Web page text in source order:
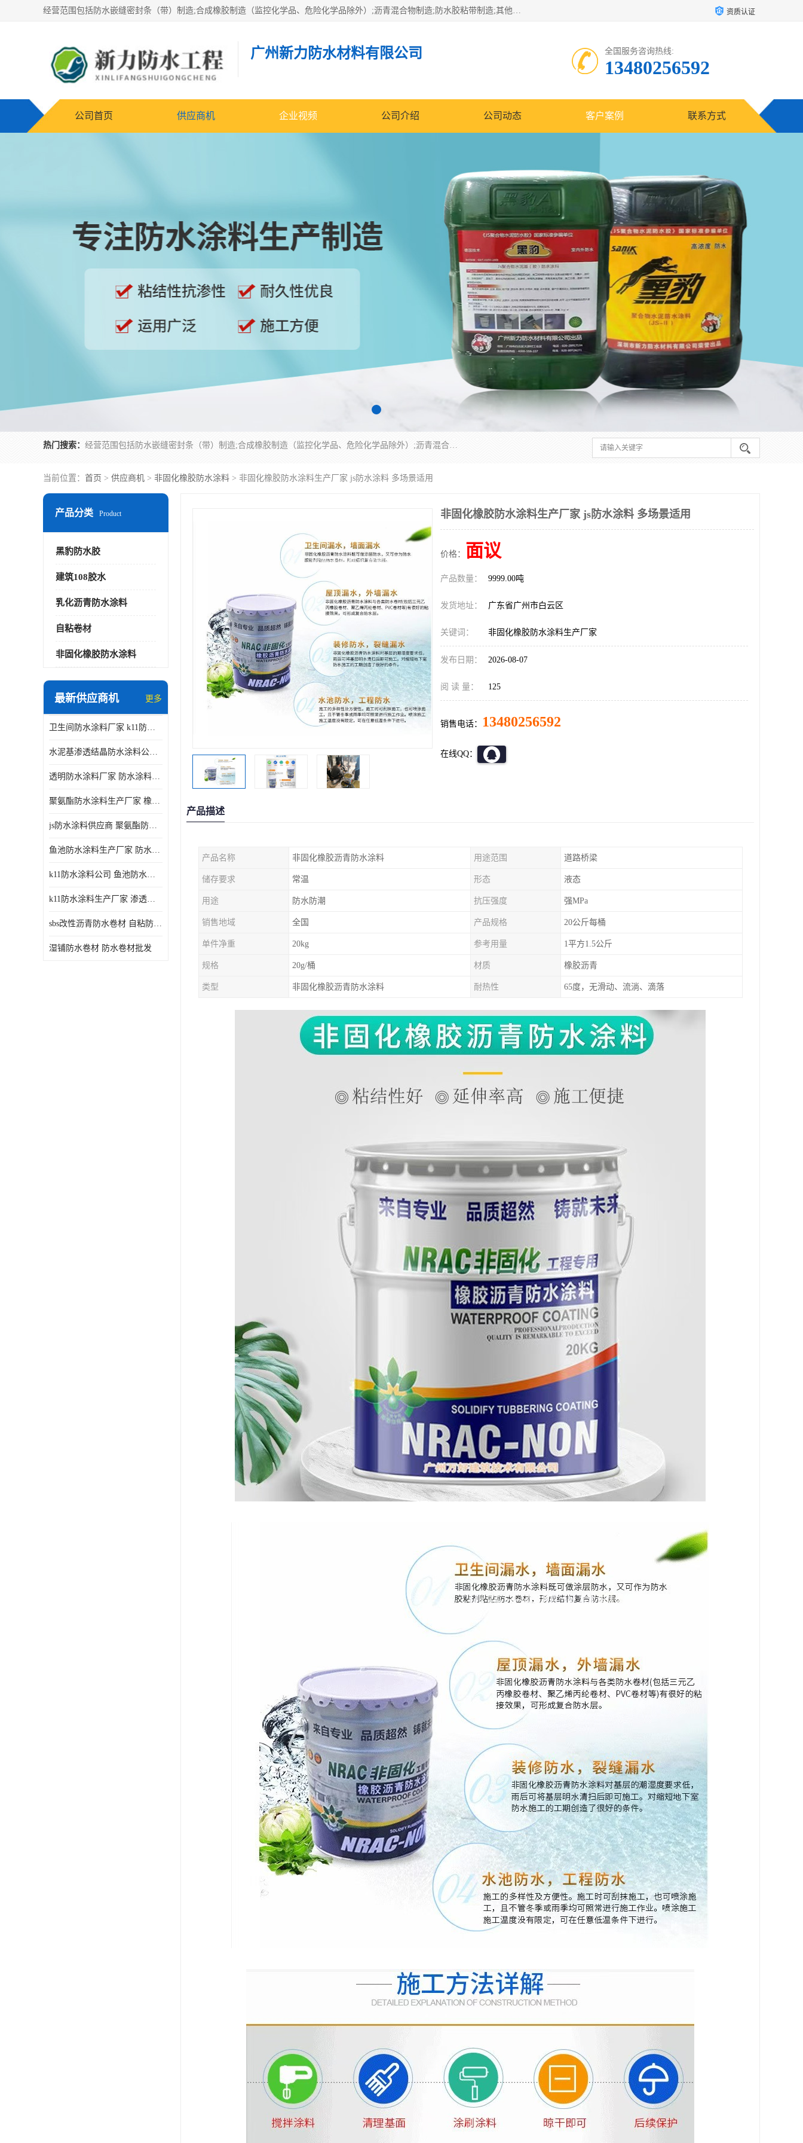
经营范围包括防水嵌缝密封条（带）制造;合成橡胶制造（监控化学品、危险化学品除外）;沥青混合物制造;防水胶粘带制造;其他合成材料制造（监控化学品、危险化学品除外）;涂料制造（监控化学品、危险化学品除外）;建筑结构防水补漏;防水建筑材料制造;粘合剂制造（监控化学品、危险化学品除外）;涂料零售;广州新力防水材料有限公司具有1处分支机构。 资质认证
广州新力防水材料有限公司 全国服务咨询热线:
13480256592
公司首页 供应商机 企业视频 公司介绍 公司动态 客户案例 联系方式
热门搜索： 经营范围包括防水嵌缝密封条（带）制造;合成橡胶制造（监控化学品、危险化学品除外）;沥青混合物制造;防水胶粘带制造;其他合成材料制造（监控化学品、危险化学品除外）;涂料制造（监控化学品、危险化学品除外）;建筑结构防水补漏;防水建筑材料制造;粘合剂制造（监控化学品、危险化学品除外）;涂料零售;广州新力防水材料有限公司具有1处分支机构。
当前位置： 首页 > 供应商机 > 非固化橡胶防水涂料 > 非固化橡胶防水涂料生产厂家 js防水涂料 多场景适用
产品分类 Product
黑豹防水胶
建筑108胶水
乳化沥青防水涂料
自粘卷材
非固化橡胶防水涂料
最新供应商机 更多
卫生间防水涂料厂家 k11防水涂料
水泥基渗透结晶防水涂料公司 室外防水涂料
透明防水涂料厂家 防水涂料屋顶
聚氨酯防水涂料生产厂家 橡胶沥青防水涂料
js防水涂料供应商 聚氨酯防水涂料
鱼池防水涂料生产厂家 防水涂料
k11防水涂料公司 鱼池防水涂料
k11防水涂料生产厂家 渗透结晶防水涂料
sbs改性沥青防水卷材 自粘防水卷材厂家
湿铺防水卷材 防水卷材批发
非固化橡胶防水涂料生产厂家 js防水涂料 多场景适用
价格： 面议
产品数量： 9999.00吨
发货地址： 广东省广州市白云区
关键词： 非固化橡胶防水涂料生产厂家
发布日期： 2026-08-07
阅 读 量： 125
销售电话： 13480256592
在线QQ：
产品描述
产品名称 非固化橡胶沥青防水涂料 用途范围 道路桥梁
储存要求 常温 形态 液态
用途 防水防潮 抗压强度 强MPa
销售地域 全国 产品规格 20公斤每桶
单件净重 20kg 参考用量 1平方1.5公斤
规格 20g/桶 材质 橡胶沥青
类型 非固化橡胶沥青防水涂料 耐热性 65度，无滑动、流淌、滴落